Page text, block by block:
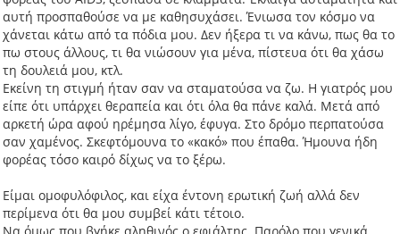
αυτή προσπαθούσε να με καθησυχάσει. Ένιωσα τον κόσμο να
χάνεται κάτω από τα πόδια μου. Δεν ήξερα τι να κάνω, πως θα το
πω στους άλλους, τι θα νιώσουν για μένα, πίστευα ότι θα χάσω
τη δουλειά μου, κτλ.
Εκείνη τη στιγμή ήταν σαν να σταματούσα να ζω. Η γιατρός μου
είπε ότι υπάρχει θεραπεία και ότι όλα θα πάνε καλά. Μετά από
αρκετή ώρα αφού ηρέμησα λίγο, έφυγα. Στο δρόμο περπατούσα
σαν χαμένος. Σκεφτόμουνα το «κακό» που έπαθα. Ήμουνα ήδη
φορέας τόσο καιρό δίχως να το ξέρω.
Είμαι ομοφυλόφιλος, και είχα έντονη ερωτική ζωή αλλά δεν
περίμενα ότι θα μου συμβεί κάτι τέτοιο.